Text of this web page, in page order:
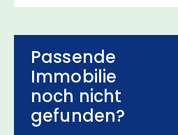
Passende
Immobilie
noch nicht
gefunden?